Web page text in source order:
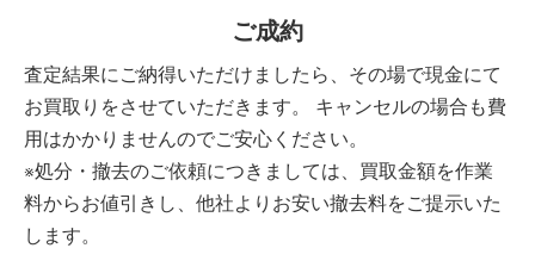
ご成約
査定結果にご納得いただけましたら、その場で現金にて
お買取りをさせていただきます。 キャンセルの場合も費
用はかかりませんのでご安心ください。
※処分・撤去のご依頼につきましては、買取金額を作業
料からお値引きし、他社よりお安い撤去料をご提示いた
します。